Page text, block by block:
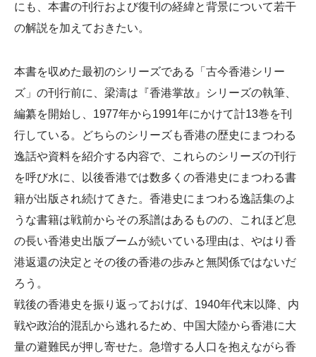
にも、本書の刊行および復刊の経緯と背景について若干
の解説を加えておきたい。
本書を収めた最初のシリーズである「古今香港シリー
ズ」の刊行前に、梁濤は『香港掌故』シリーズの執筆、
編纂を開始し、1977年から1991年にかけて計13巻を刊
行している。どちらのシリーズも香港の歴史にまつわる
逸話や資料を紹介する内容で、これらのシリーズの刊行
を呼び水に、以後香港では数多くの香港史にまつわる書
籍が出版され続けてきた。香港史にまつわる逸話集のよ
うな書籍は戦前からその系譜はあるものの、これほど息
の長い香港史出版ブームが続いている理由は、やはり香
港返還の決定とその後の香港の歩みと無関係ではないだ
ろう。
戦後の香港史を振り返っておけば、1940年代末以降、内
戦や政治的混乱から逃れるため、中国大陸から香港に大
量の避難民が押し寄せた。急増する人口を抱えながら香